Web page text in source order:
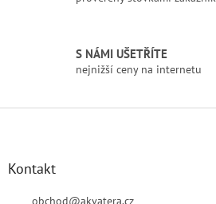
u
S NÁMI UŠETŘÍTE
nejnižší ceny na internetu
Z
Kontakt
obchod@akvatera.cz